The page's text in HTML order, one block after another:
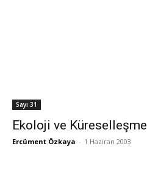
Sayı 31
Ekoloji ve Küreselleşme
Ercüment Özkaya - 1 Haziran 2003